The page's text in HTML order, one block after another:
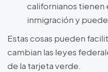
californianos tienen
inmigración y
Estas cosas pueden
cambian las leyes
de la tarjeta verde.